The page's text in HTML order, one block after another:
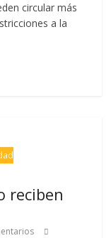
circular más
a la
reciben